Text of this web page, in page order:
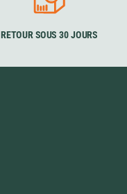
RETOUR SOUS 30 JOURS